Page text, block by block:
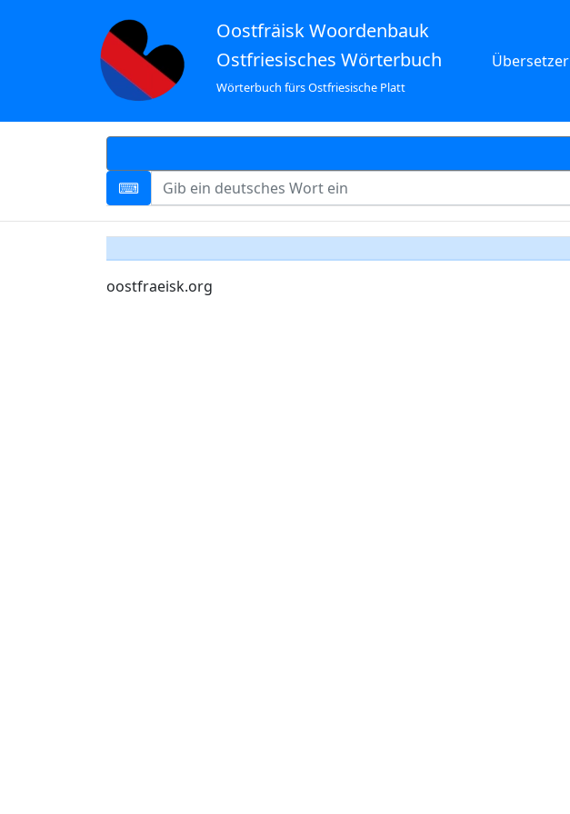
Oostfräisk Woordenbauk
Ostfriesisches Wörterbuch
Wörterbuch fürs Ostfriesische Platt
Übersetzer
oostfraeisk.org